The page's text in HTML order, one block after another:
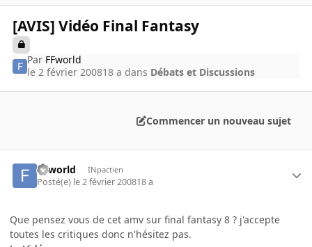
[AVIS] Vidéo Final Fantasy
Par FFworld
le 2 février 200818 a dans Débats et Discussions
Commencer un nouveau sujet
FFworld INpactien
Posté(e) le 2 février 200818 a
Que pensez vous de cet amv sur final fantasy 8 ? j'accepte
toutes les critiques donc n'hésitez pas.